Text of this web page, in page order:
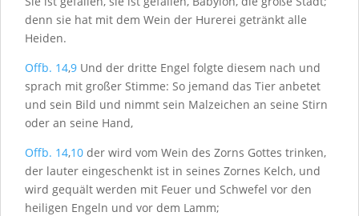
denn sie hat mit dem Wein der Hurerei getränkt alle
Heiden.
Offb. 14,9 Und der dritte Engel folgte diesem nach und
sprach mit großer Stimme: So jemand das Tier anbetet
und sein Bild und nimmt sein Malzeichen an seine Stirn
oder an seine Hand,
Offb. 14,10 der wird vom Wein des Zorns Gottes trinken,
der lauter eingeschenkt ist in seines Zornes Kelch, und
wird gequält werden mit Feuer und Schwefel vor den
heiligen Engeln und vor dem Lamm;